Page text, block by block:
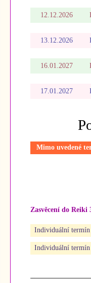
12.12.2026
13.12.2026
16.01.2027
17.01.2027
Mimo uvedené
Zasvěcení do
Individuální termín
Individuální termín